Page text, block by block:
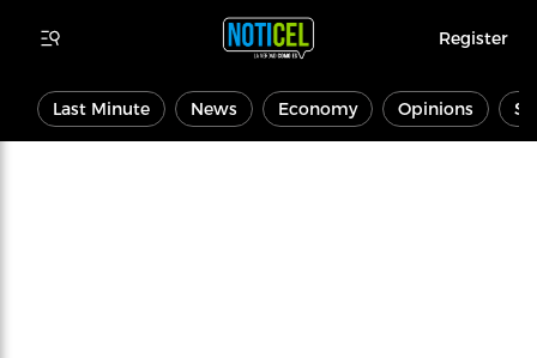
Register
Last Minute News Economy Opinions